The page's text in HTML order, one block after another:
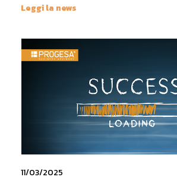
Leggi la news
11/03/2025